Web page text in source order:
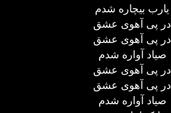
یارب بیچاره شدم
در پی آهوی عشق
در پی آهوی عشق
صیاد آواره شدم
در پی آهوی عشق
در پی آهوی عشق
صیاد آواره شدم